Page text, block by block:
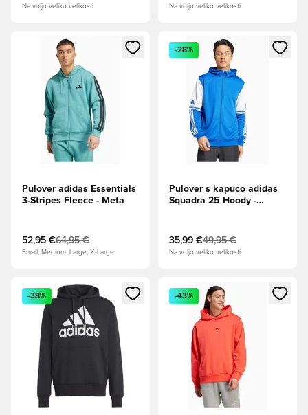
Na voljo veliko velikosti Na voljo veliko velikosti
Odpre Modal za prijavo ali vpis kot član
Pulover adidas Essentials
3-Stripes Fleece - Meta
52,95 €64,95 €
Small, Medium, Large, X-Large
Odpre Modal za prijavo ali
-28%
Pulover s kapuco adidas
Squadra 25 Hoody -
35,99 €49,95 €
Na voljo veliko velikosti
Odpre Modal za prijavo ali vpis kot član
-38%
Odpre Modal za prijavo ali
-43%